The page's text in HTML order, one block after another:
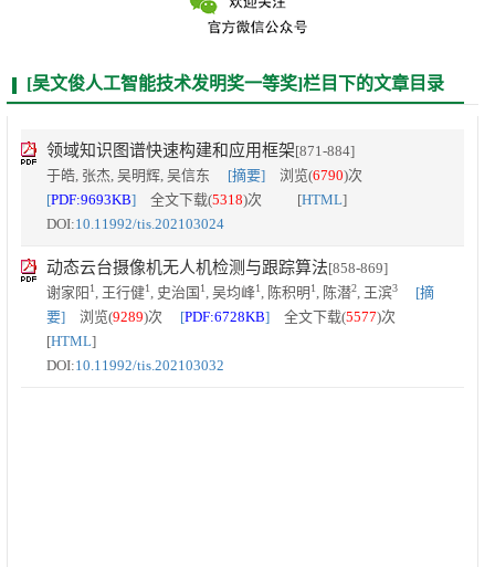
[吴文俊人工智能技术发明奖一等奖]栏目下的文章目录
领域知识图谱快速构建和应用框架[871-884]
于皓, 张杰, 吴明辉, 吴信东 [摘要] 浏览(6790)次
[PDF:9693KB] 全文下载(5318)次 [HTML]
DOI:10.11992/tis.202103024
动态云台摄像机无人机检测与跟踪算法[858-869]
谢家阳 1, 王行健1, 史治国 1, 吴均峰1, 陈积明 1, 陈潜2, 王滨3
[摘
要] 浏览(9289)次 [PDF:6728KB] 全文下载(5577)次
[HTML]
DOI:10.11992/tis.202103032